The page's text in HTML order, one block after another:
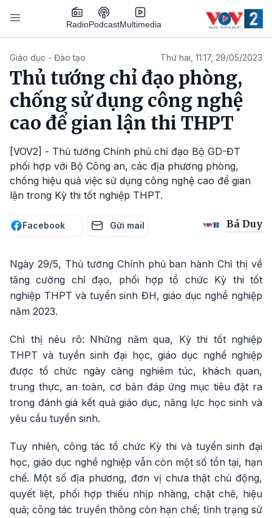
Nhảy đến nội dung
RadioPodcastMultimedia
Giáo dục - Đào tạo Thứ hai, 11:17, 29/05/2023
Thủ tướng chỉ đạo phòng,
chống sử dụng công nghệ
cao để gian lận thi THPT
[VOV2] - Thủ tướng Chính phủ chỉ đạo Bộ GD-ĐT
phối hợp với Bộ Công an, các địa phương phòng,
chống hiệu quả việc sử dụng công nghệ cao để gian
lận trong Kỳ thi tốt nghiệp THPT.
Facebook Gửi mail Bá Duy
Ngày 29/5, Thủ tướng Chính phủ ban hành Chỉ thị về
tăng cường chỉ đạo, phối hợp tổ chức Kỳ thi tốt
nghiệp THPT và tuyển sinh ĐH, giáo dục nghề nghiệp
năm 2023.
Chỉ thị nêu rõ: Những năm qua, Kỳ thi tốt nghiệp
THPT và tuyển sinh đại học, giáo dục nghề nghiệp
được tổ chức ngày càng nghiêm túc, khách quan,
trung thực, an toàn, cơ bản đáp ứng mục tiêu đặt ra
trong đánh giá kết quả giáo dục, năng lực học sinh và
yêu cầu tuyển sinh.
Tuy nhiên, công tác tổ chức Kỳ thi và tuyển sinh đại
học, giáo dục nghề nghiệp vẫn còn một số tồn tại, hạn
chế. Một số địa phương, đơn vị chưa thật chủ động,
quyết liệt, phối hợp thiếu nhịp nhàng, chặt chẽ, hiệu
quả; công tác truyền thông còn hạn chế; tình trạng sử